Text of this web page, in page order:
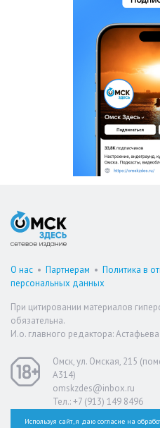
О нас • Партнерам • Политика в
персональных данных
При цитировании материалов
обязательна.
И.о. главного редактора:
Омск, ул. Омская, 215
А314)
omskzdes@inbox.ru
Тел.: +7 (913) 149 8496
Используя сайт, я даю согласие на